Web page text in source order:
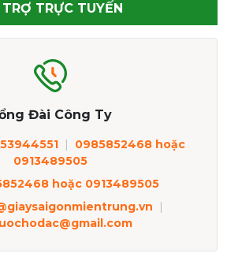
TRỢ TRỰC TUYẾN
Đài Công Ty
|
0985852468 hoặc
0913489505
hoặc 0913489505
|